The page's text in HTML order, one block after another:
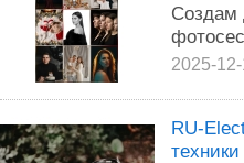
Создам
2025-
RU-
техники